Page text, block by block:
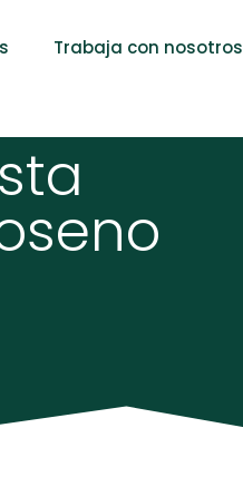
Trabaja con nosotros